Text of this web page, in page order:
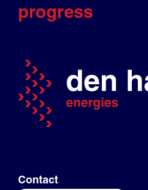
progress
Contact